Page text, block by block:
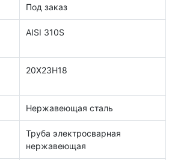
Под заказ
AISI 310S
20Х23Н18
Нержавеющая сталь
Труба электросварная
нержавеющая